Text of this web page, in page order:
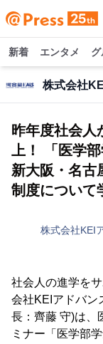
新着 エンタメ グ
株式会社
昨年度社会人
上！ 「医学
新大阪・名古
制度について
株式会社KEI
社会人の進学を
会社KEIアドバン
長：齊藤 守)は、
ミナー「医学部